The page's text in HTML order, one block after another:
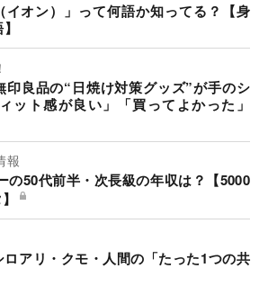
イオン）」って何語か知ってる？【身
印良品の“日焼け対策グッズ”が手のシ
ット感が良い」「買ってよかった」
報
の50代前半・次長級の年収は？【5000
アリ・クモ・人間の「たった1つの共